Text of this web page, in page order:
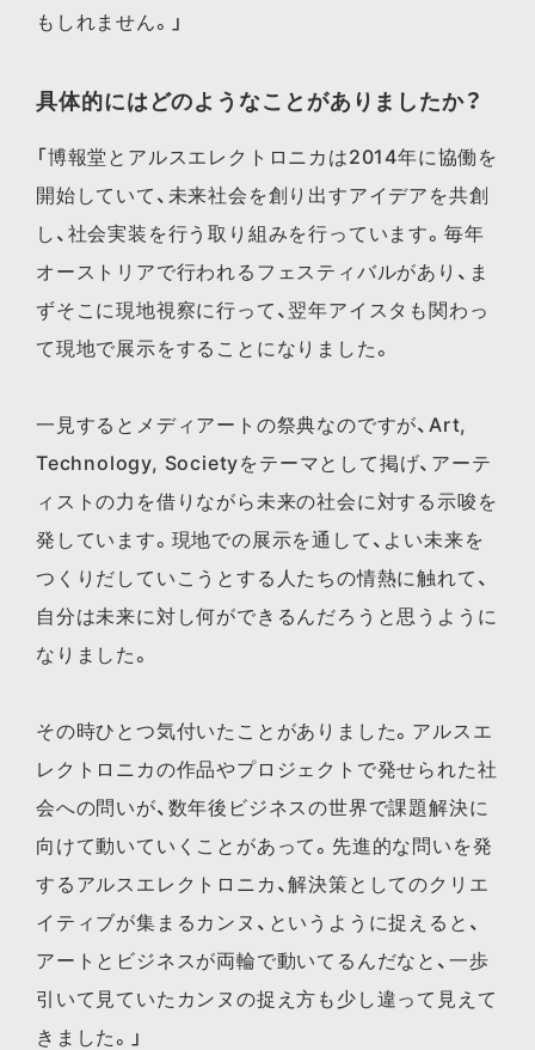
もしれません。」
具体的にはどのようなことがありましたか？
「博報堂とアルスエレクトロニカは2014年に協働を
開始していて、未来社会を創り出すアイデアを共創
し、社会実装を行う取り組みを行っています。毎年
オーストリアで行われるフェスティバルがあり、ま
ずそこに現地視察に行って、翌年アイスタも関わっ
て現地で展示をすることになりました。
一見するとメディアートの祭典なのですが、Art,
Technology, Societyをテーマとして掲げ、アーテ
ィストの力を借りながら未来の社会に対する示唆を
発しています。現地での展示を通して、よい未来を
つくりだしていこうとする人たちの情熱に触れて、
自分は未来に対し何ができるんだろうと思うように
なりました。
その時ひとつ気付いたことがありました。アルスエ
レクトロニカの作品やプロジェクトで発せられた社
会への問いが、数年後ビジネスの世界で課題解決に
向けて動いていくことがあって。先進的な問いを発
するアルスエレクトロニカ、解決策としてのクリエ
イティブが集まるカンヌ、というように捉えると、
アートとビジネスが両輪で動いてるんだなと、一歩
引いて見ていたカンヌの捉え方も少し違って見えて
きました。」